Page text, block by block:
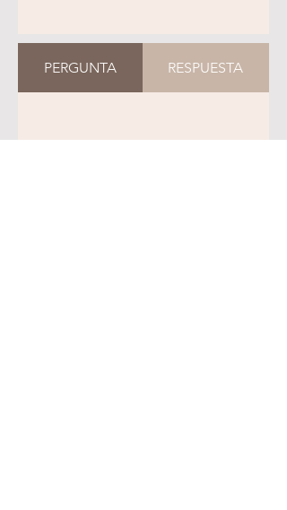
PERGUNTA RESPUESTA